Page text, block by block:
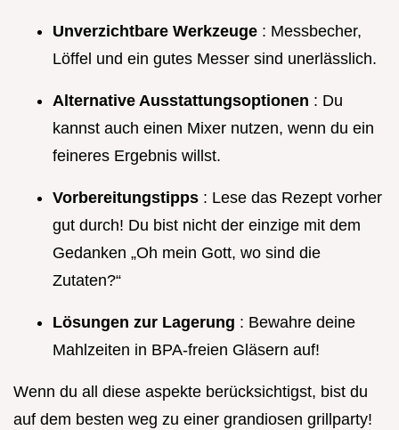
Unverzichtbare Werkzeuge : Messbecher,
Löffel und ein gutes Messer sind unerlässlich.
Alternative Ausstattungsoptionen : Du
kannst auch einen Mixer nutzen, wenn du ein
feineres Ergebnis willst.
Vorbereitungstipps : Lese das Rezept vorher
gut durch! Du bist nicht der einzige mit dem
Gedanken „Oh mein Gott, wo sind die
Zutaten?“
Lösungen zur Lagerung : Bewahre deine
Mahlzeiten in BPA-freien Gläsern auf!
Wenn du all diese aspekte berücksichtigst, bist du
auf dem besten weg zu einer grandiosen grillparty!